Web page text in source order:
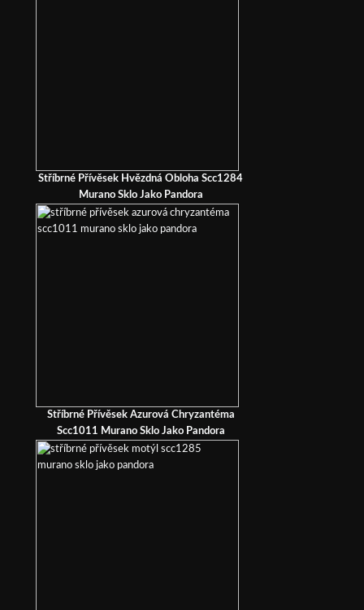
Stříbrné Přívěsek Hvězdná Obloha Scc1284
Murano Sklo Jako Pandora
Stříbrné Přívěsek Azurová Chryzantéma
Scc1011 Murano Sklo Jako Pandora